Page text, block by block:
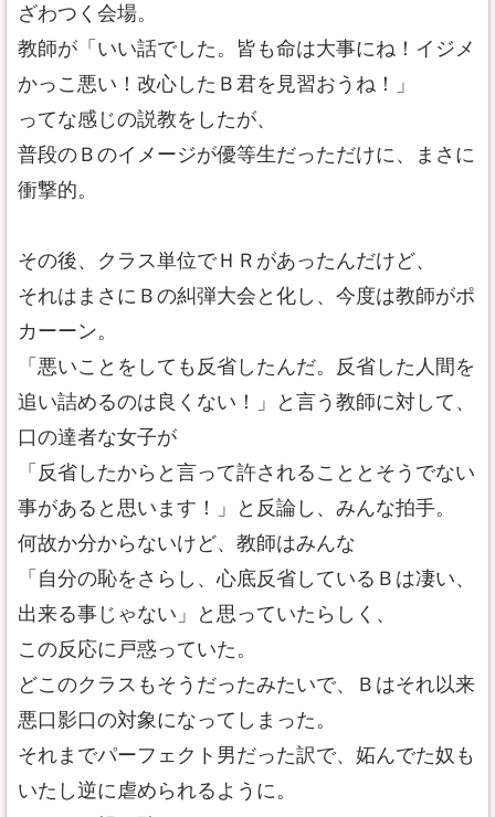
ざわつく会場。
教師が「いい話でした。皆も命は大事にね！イジメ
かっこ悪い！改心したＢ君を見習おうね！」
ってな感じの説教をしたが、
普段のＢのイメージが優等生だっただけに、まさに
衝撃的。
その後、クラス単位でＨＲがあったんだけど、
それはまさにＢの糾弾大会と化し、今度は教師がポ
カーーン。
「悪いことをしても反省したんだ。反省した人間を
追い詰めるのは良くない！」と言う教師に対して、
口の達者な女子が
「反省したからと言って許されることとそうでない
事があると思います！」と反論し、みんな拍手。
何故か分からないけど、教師はみんな
「自分の恥をさらし、心底反省しているＢは凄い、
出来る事じゃない」と思っていたらしく、
この反応に戸惑っていた。
どこのクラスもそうだったみたいで、Ｂはそれ以来
悪口影口の対象になってしまった。
それまでパーフェクト男だった訳で、妬んでた奴も
いたし逆に虐められるように。